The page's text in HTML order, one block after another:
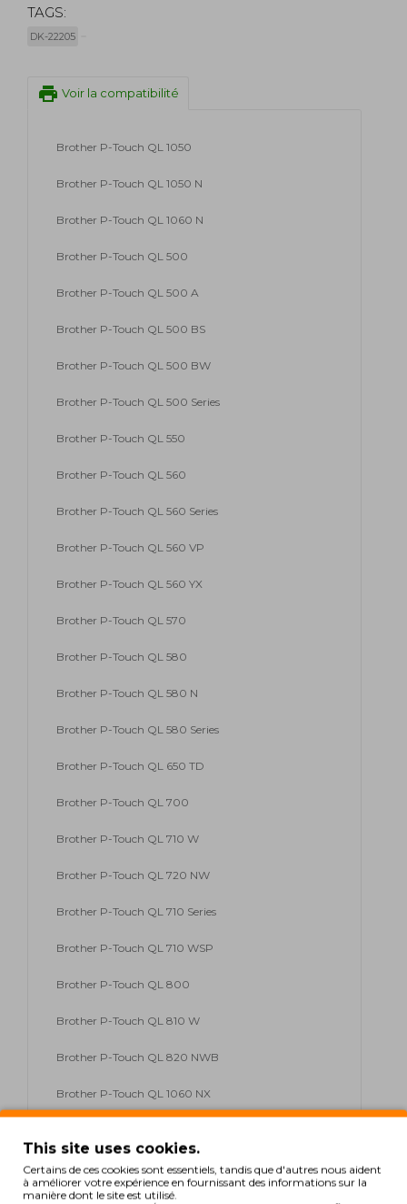
TAGS:
DK-22205
print Voir la compatibilité
Brother P-Touch QL 1050
Brother P-Touch QL 1050 N
Brother P-Touch QL 1060 N
Brother P-Touch QL 500
Brother P-Touch QL 500 A
Brother P-Touch QL 500 BS
Brother P-Touch QL 500 BW
Brother P-Touch QL 500 Series
Brother P-Touch QL 550
Brother P-Touch QL 560
Brother P-Touch QL 560 Series
Brother P-Touch QL 560 VP
Brother P-Touch QL 560 YX
Brother P-Touch QL 570
Brother P-Touch QL 580
Brother P-Touch QL 580 N
Brother P-Touch QL 580 Series
Brother P-Touch QL 650 TD
Brother P-Touch QL 700
Brother P-Touch QL 710 W
Brother P-Touch QL 720 NW
Brother P-Touch QL 710 Series
Brother P-Touch QL 710 WSP
Brother P-Touch QL 800
Brother P-Touch QL 810 W
Brother P-Touch QL 820 NWB
Brother P-Touch QL 1060 NX
Brother P-Touch QL 1110
This site uses cookies.
Certains de ces cookies sont essentiels, tandis que d'autres nous aident
à améliorer votre expérience en fournissant des informations sur la
manière dont le site est utilisé.